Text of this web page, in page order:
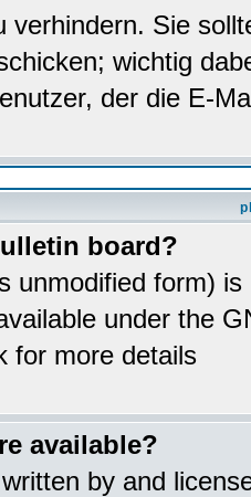
verhindern. Sie
wichtig
der die E-
board?
unmodified form)
under the
for more details
available?
by and